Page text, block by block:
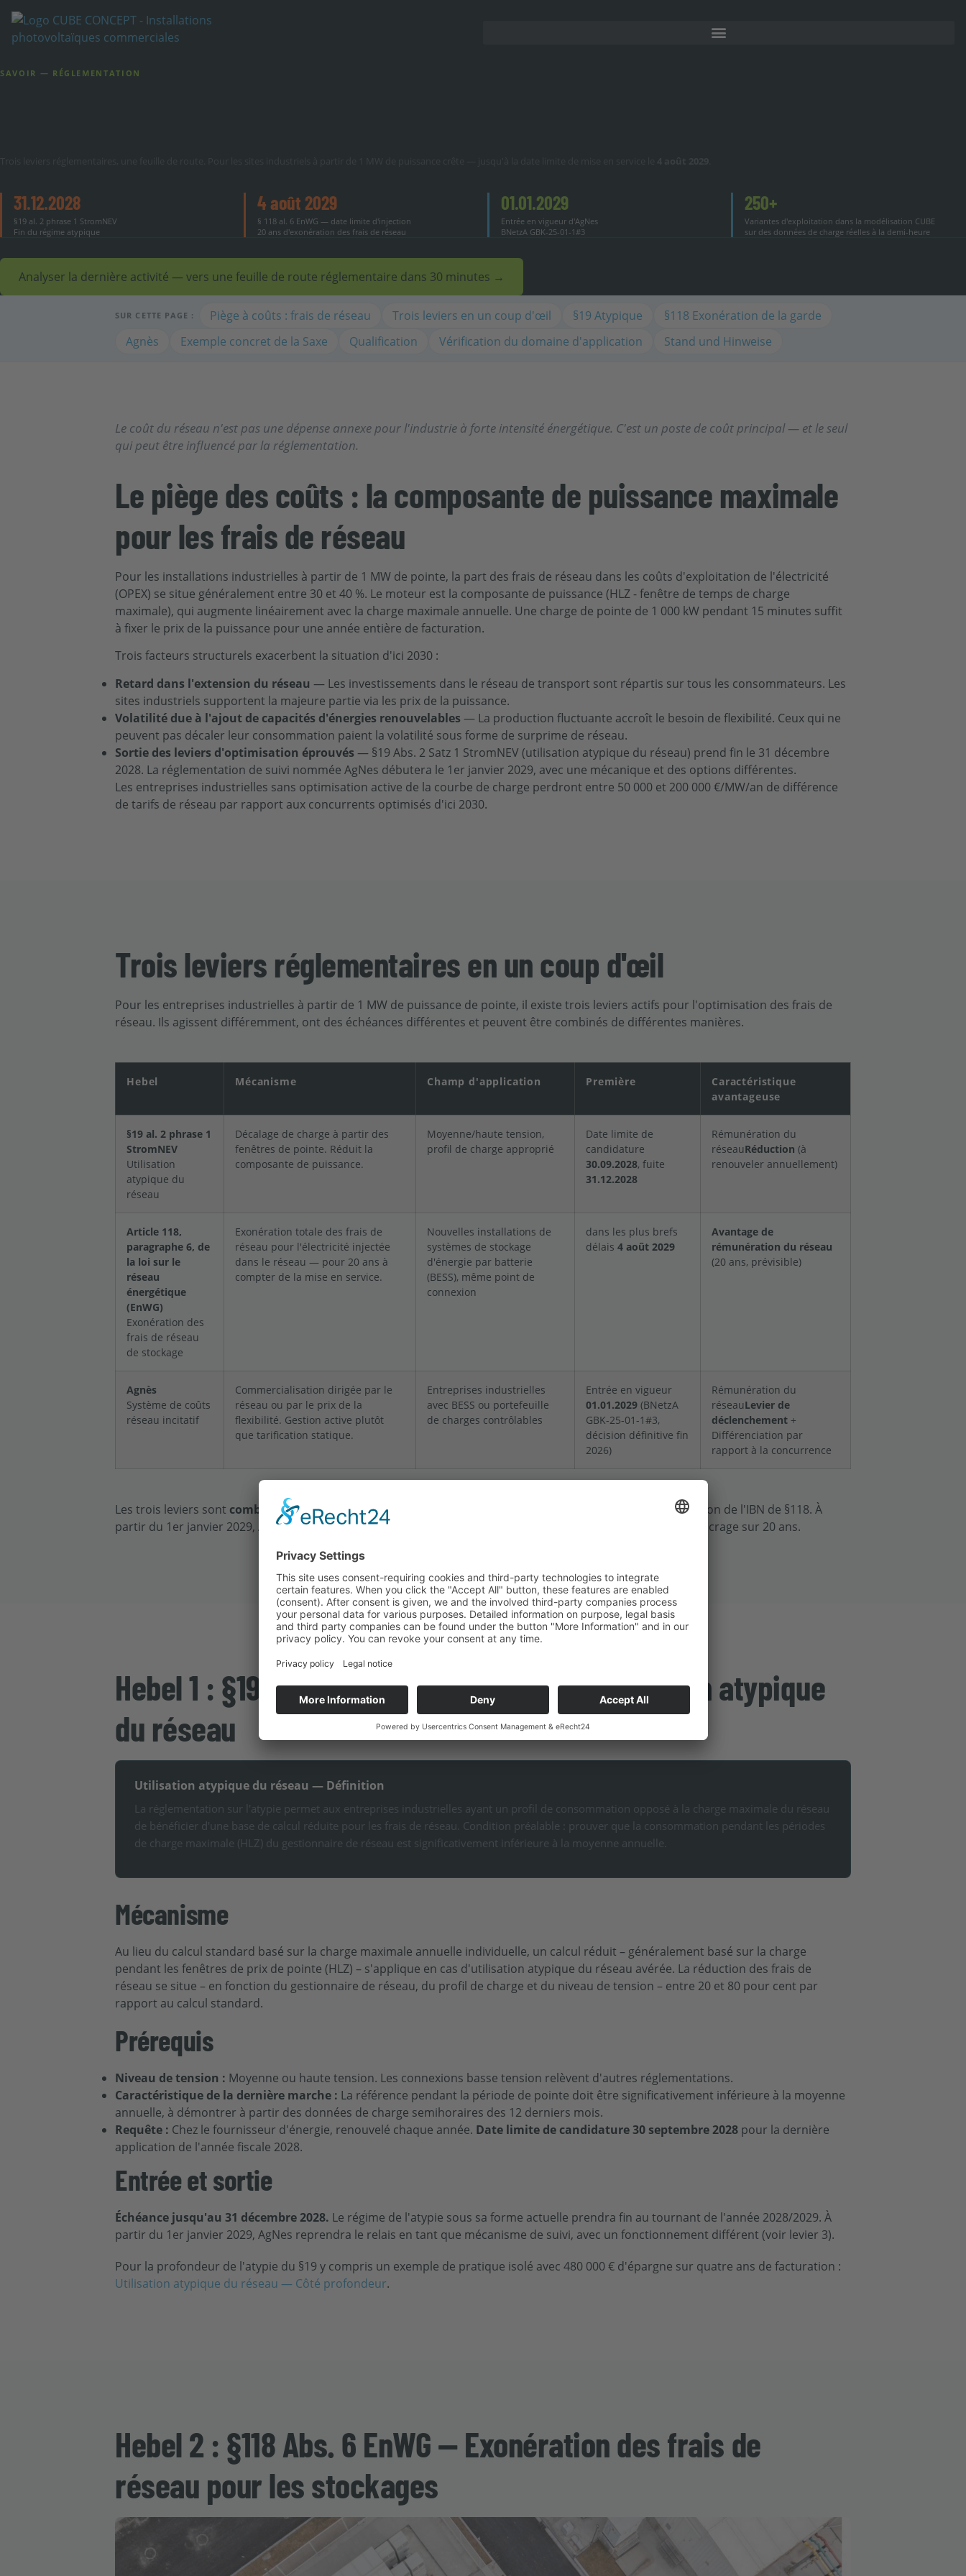
SAVOIR — RÉGLEMENTATION
31.12.2028
§19 al. 2 phrase 1 StromNEV
Fin du régime atypique
4 août 2029
§ 118 al. 6 EnWG — date limite d'injection
20 ans d'exonération des frais de réseau
01.01.2029
Entrée en vigueur d'AgNes
BNetzA GBK-25-01-1#3
250+
Variantes d'exploitation dans la modélisation CUBE
sur des données de charge réelles à la demi-heure
Analyser la dernière activité — vers une feuille de route réglementaire dans 30 minutes →
SUR CETTE PAGE : Piège à coûts : frais de réseau Trois leviers en un coup d'œil §19 Atypique
§118 Exonération de la garde
Agnès
Exemple concret de la Saxe Qualification Vérification du domaine d'application Stand und Hinweise
Le coût du réseau n'est pas une dépense annexe pour l'industrie à forte intensité énergétique. C'est un poste de coût principal — et le seul
qui peut être influencé par la réglementation.
Le piège des coûts : la composante de puissance maximale
pour les frais de réseau
Pour les installations industrielles à partir de 1 MW de pointe, la part des frais de réseau dans les coûts d'exploitation de l'électricité
(OPEX) se situe généralement entre 30 et 40 %. Le moteur est la composante de puissance (HLZ - fenêtre de temps de charge
maximale), qui augmente linéairement avec la charge maximale annuelle. Une charge de pointe de 1 000 kW pendant 15 minutes suffit
à fixer le prix de la puissance pour une année entière de facturation.
Trois facteurs structurels exacerbent la situation d'ici 2030 :
Retard dans l'extension du réseau — Les investissements dans le réseau de transport sont répartis sur tous les consommateurs. Les
sites industriels supportent la majeure partie via les prix de la puissance.
Volatilité due à l'ajout de capacités d'énergies renouvelables — La production fluctuante accroît le besoin de flexibilité. Ceux qui ne
peuvent pas décaler leur consommation paient la volatilité sous forme de surprime de réseau.
Sortie des leviers d'optimisation éprouvés — §19 Abs. 2 Satz 1 StromNEV (utilisation atypique du réseau) prend fin le 31 décembre
2028. La réglementation de suivi nommée AgNes débutera le 1er janvier 2029, avec une mécanique et des options différentes.
Les entreprises industrielles sans optimisation active de la courbe de charge perdront entre 50 000 et 200 000 €/MW/an de différence
de tarifs de réseau par rapport aux concurrents optimisés d'ici 2030.
Trois leviers réglementaires en un coup d'œil
Pour les entreprises industrielles à partir de 1 MW de puissance de pointe, il existe trois leviers actifs pour l'optimisation des frais de
réseau. Ils agissent différemment, ont des échéances différentes et peuvent être combinés de différentes manières.
Hebel Mécanisme Champ d'application Première
Caractéristique
avantageuse
§19 al. 2 phrase 1
StromNEV
Utilisation
atypique du
réseau
Décalage de charge à partir des
fenêtres de pointe. Réduit la
composante de puissance.
Moyenne/haute tension,
profil de charge approprié
Date limite de
candidature
30.09.2028, fuite
31.12.2028
Rémunération du
réseauRéduction (à
renouveler annuellement)
Article 118,
paragraphe 6, de
la loi sur le
réseau
énergétique
(EnWG)
Exonération des
frais de réseau
de stockage
Exonération totale des frais de
réseau pour l'électricité injectée
dans le réseau — pour 20 ans à
compter de la mise en service.
Nouvelles installations de
systèmes de stockage
d'énergie par batterie
(BESS), même point de
connexion
dans les plus brefs
délais 4 août 2029
Avantage de
rémunération du réseau
(20 ans, prévisible)
Agnès
Système de coûts
réseau incitatif
Commercialisation dirigée par le
réseau ou par le prix de la
flexibilité. Gestion active plutôt
que tarification statique.
Entreprises industrielles
avec BESS ou portefeuille
de charges contrôlables
Entrée en vigueur
01.01.2029 (BNetzA
GBK-25-01-1#3,
décision définitive fin
2026)
Rémunération du
réseauLevier de
déclenchement +
Différenciation par
rapport à la concurrence
Les trois leviers sont combinable: Le §19 peut être utilisé jusqu'à son expiration, parallèlement à la planification de l'IBN de §118. À
partir du 1er janvier 2029, AgNes prendra en charge l'optimisation continue, tandis que §118 maintiendra l'ancrage sur 20 ans.
Hebel 1 : §19 al. 2 phrase 1 StromNEV — Utilisation atypique
du réseau
Utilisation atypique du réseau — Définition
La réglementation sur l'atypie permet aux entreprises industrielles ayant un profil de consommation opposé à la charge maximale du réseau
de bénéficier d'une base de calcul réduite pour les frais de réseau. Condition préalable : prouver que la consommation pendant les périodes
de charge maximale (HLZ) du gestionnaire de réseau est significativement inférieure à la moyenne annuelle.
Mécanisme
Au lieu du calcul standard basé sur la charge maximale annuelle individuelle, un calcul réduit – généralement basé sur la charge
pendant les fenêtres de prix de pointe (HLZ) – s'applique en cas d'utilisation atypique du réseau avérée. La réduction des frais de
réseau se situe – en fonction du gestionnaire de réseau, du profil de charge et du niveau de tension – entre 20 et 80 pour cent par
rapport au calcul standard.
Prérequis
Niveau de tension : Moyenne ou haute tension. Les connexions basse tension relèvent d'autres réglementations.
Caractéristique de la dernière marche : La référence pendant la période de pointe doit être significativement inférieure à la moyenne
annuelle, à démontrer à partir des données de charge semihoraires des 12 derniers mois.
Requête : Chez le fournisseur d'énergie, renouvelé chaque année. Date limite de candidature 30 septembre 2028 pour la dernière
application de l'année fiscale 2028.
Entrée et sortie
Échéance jusqu'au 31 décembre 2028. Le régime de l'atypie sous sa forme actuelle prendra fin au tournant de l'année 2028/2029. À
partir du 1er janvier 2029, AgNes reprendra le relais en tant que mécanisme de suivi, avec un fonctionnement différent (voir levier 3).
Pour la profondeur de l'atypie du §19 y compris un exemple de pratique isolé avec 480 000 € d'épargne sur quatre ans de facturation :
Utilisation atypique du réseau — Côté profondeur.
Hebel 2 : §118 Abs. 6 EnWG — Exonération des frais de
réseau pour les stockages